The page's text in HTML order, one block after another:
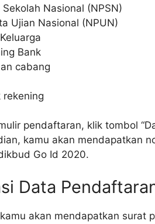
Nasional (NPSN)
Ujian Nasional (NPUN)
Bank
cabang
rekening
pendaftaran, klik tombol
kamu akan mendapatkan
Go Id 2020.
Data
akan mendapatkan surat